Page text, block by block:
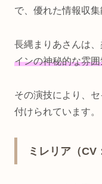
で、優れた情報収集
長縄まりあさんは、
インの神秘的な雰囲
その演技により、
付けられています。
ミレリア（CV